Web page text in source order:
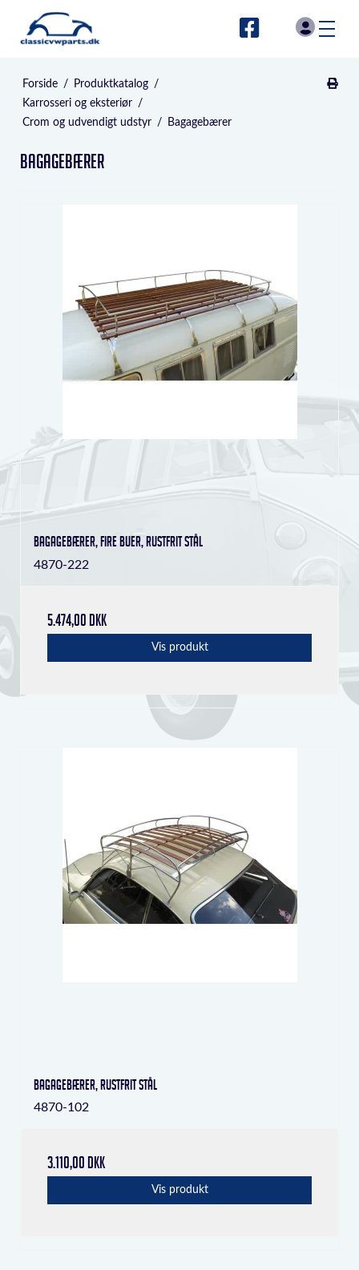
Forside / Produktkatalog /
Karrosseri og eksteriør /
Crom og udvendigt udstyr / Bagagebærer
Bagagebærer
bagagebærer, fire buer, rustfrit stål
4870-222
5.474,00 DKK
Vis produkt
bagagebærer, rustfrit stål
4870-102
3.110,00 DKK
Vis produkt